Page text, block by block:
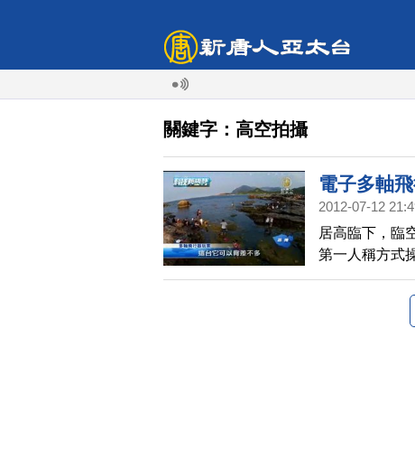
關鍵字：高空拍攝
電子多軸
2012-07-12
居高臨下，臨
第一人稱方式
樂此不疲，透